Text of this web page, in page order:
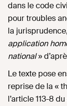
dans le code
pour troubles
la
application
national»
Le texte pose
reprise de la «
l’article 113-8